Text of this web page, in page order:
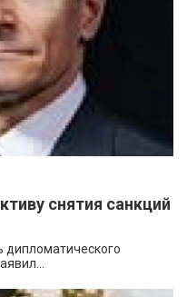
снятия санкций
дипломатического